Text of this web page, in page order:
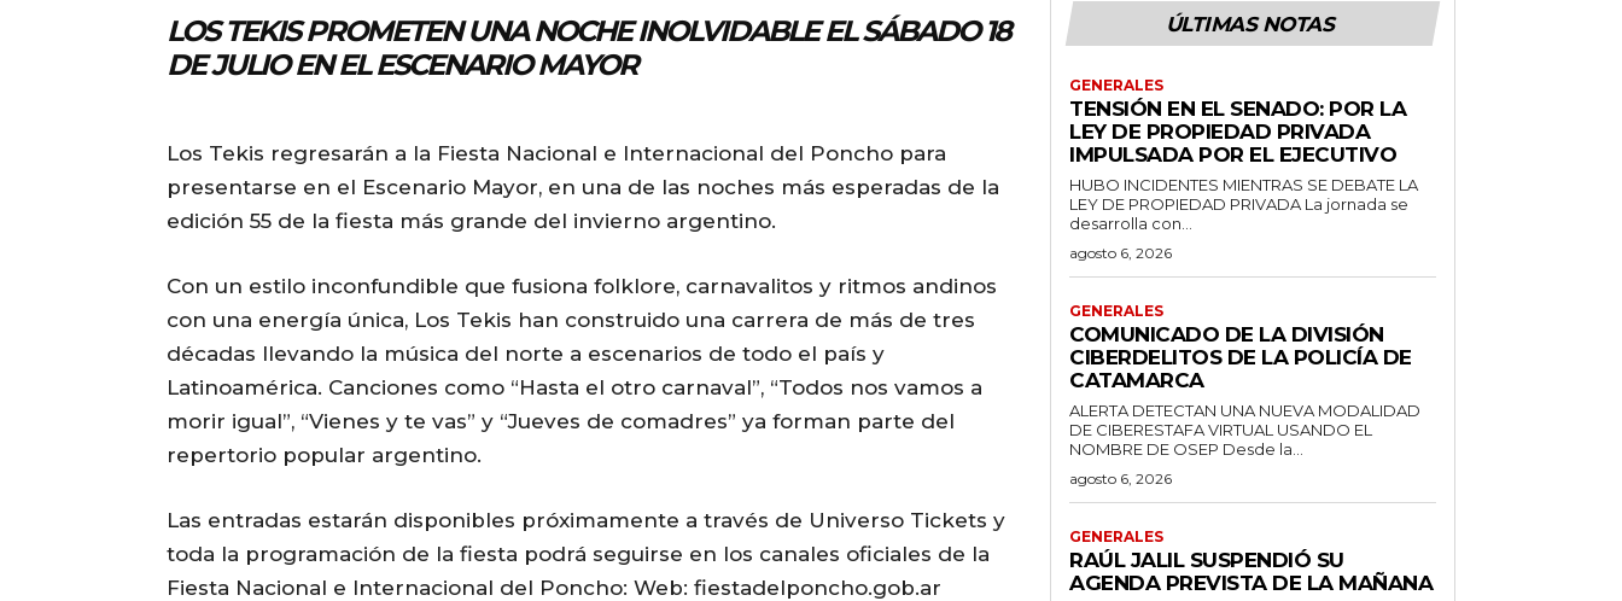
LOS TEKIS PROMETEN UNA NOCHE INOLVIDABLE EL SÁBADO 18
DE JULIO EN EL ESCENARIO MAYOR
Los Tekis regresarán a la Fiesta Nacional e Internacional del Poncho para
presentarse en el Escenario Mayor, en una de las noches más esperadas de la
edición 55 de la fiesta más grande del invierno argentino.
Con un estilo inconfundible que fusiona folklore, carnavalitos y ritmos andinos
con una energía única, Los Tekis han construido una carrera de más de tres
décadas llevando la música del norte a escenarios de todo el país y
Latinoamérica. Canciones como “Hasta el otro carnaval”, “Todos nos vamos a
morir igual”, “Vienes y te vas” y “Jueves de comadres” ya forman parte del
repertorio popular argentino.
Las entradas estarán disponibles próximamente a través de Universo Tickets y
toda la programación de la fiesta podrá seguirse en los canales oficiales de la
Fiesta Nacional e Internacional del Poncho: Web: fiestadelponcho.gob.ar
ÚLTIMAS NOTAS
GENERALES
TENSIÓN EN EL SENADO: POR LA
LEY DE PROPIEDAD PRIVADA
IMPULSADA POR EL EJECUTIVO
HUBO INCIDENTES MIENTRAS SE DEBATE LA
LEY DE PROPIEDAD PRIVADA La jornada se
desarrolla con...
agosto 6, 2026
GENERALES
COMUNICADO DE LA DIVISIÓN
CIBERDELITOS DE LA POLICÍA DE
CATAMARCA
ALERTA DETECTAN UNA NUEVA MODALIDAD
DE CIBERESTAFA VIRTUAL USANDO EL
NOMBRE DE OSEP Desde la...
agosto 6, 2026
GENERALES
RAÚL JALIL SUSPENDIÓ SU
AGENDA PREVISTA DE LA MAÑANA